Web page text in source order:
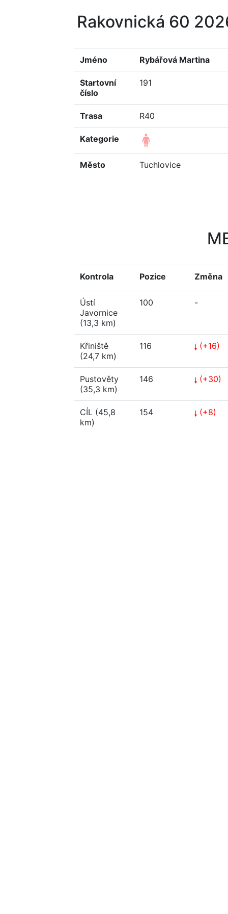
Rakovnická 60
Jméno Rybářová Martina
Startovní
číslo
191
Trasa R40
Kategorie
Město Tuchlovice
Kontrola Pozice Změna
Ústí
Javornice
(13,3 km)
100 -
Křiniště
(24,7 km)
116 (+16)
Pustověty
(35,3 km)
146 (+30)
CÍL (45,8
km)
154 (+8)